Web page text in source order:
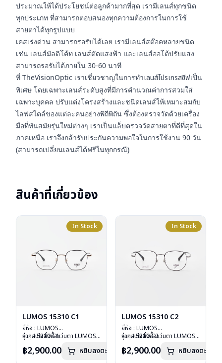
ประมาณให้ได้ประโยชน์ต่อลูกค้ามากที่สุด เรามีเลนส์ทุกชนิด
ทุกประเภท ที่สามารถตอบสนองทุกความต้องการในการใช้
สายตาได้ทุกรูปแบบ
เคสเร่งด่วน สามารถรอรับได้เลย เรามีเลนส์สต๊อคหลายชนิด
เช่น เลนส์มัลติโค้ท เลนส์ตัดแสงฟ้า และเลนส์ออโต้ปรับแสง
สามารถรอรับได้ภายใน 30-60 นาที
ที่ TheVisionOptic เราเชี่ยวชาญในการทำเลนส์โปรเกรสซีฟเป็น
พิเศษ โดยเฉพาะเลนส์ระดับสูงที่มีการคำนวณค่าการสวมใส่
เฉพาะบุคคล ปรับแต่งโครงสร้างและชนิดเลนส์ให้เหมาะสมกับ
ไลฟสไตล์ของแต่ละคนอย่างพิถีพิถัน ซึ่งต้องตรวจวัดด้วยเครื่อง
มือที่ทันสมัยรุ่นใหม่ต่างๆ เราเป็นแล็บตรวจวัดสายตาที่ดีที่สุดใน
ภาคเหนือ เราจึงกล้ารับประกันความพอใจในการใช้งาน 90 วัน
(สามารถเปลี่ยนเลนส์ได้ฟรีในทุกกรณี)
สินค้าที่เกี่ยวข้อง
In Stock
LUMOS 15310 C1
ยี่ห้อ : LUMOS
รุ่น : 15310 C1
เลนส์ : Demo Lens
หากสนใจสั่งชื้อแว่นตา LUMOS
ลงไว้กรุณาติดต่อเราคลิก
฿2,900.00 หยิบลงตะกร้า
In Stock
LUMOS 15310 C2
ยี่ห้อ : LUMOS
รุ่น : 15310 C2
เลนส์ : Demo Lens
หากสนใจสั่งชื้อแว่นตา LUMOS
ลงไว้กรุณาติดต่อเราคลิก
฿2,900.00 หยิบลงตะกร้า